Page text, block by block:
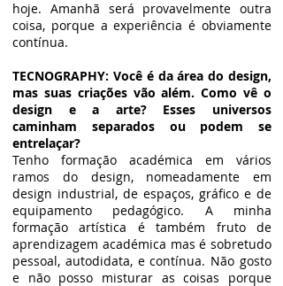
hoje. Amanhã será provavelmente outra
coisa, porque a experiência é obviamente
contínua.
TECNOGRAPHY: Você é da área do design,
mas suas criações vão além. Como vê o
design e a arte? Esses universos
caminham separados ou podem se
entrelaçar?
Tenho formação académica em vários
ramos do design, nomeadamente em
design industrial, de espaços, gráfico e de
equipamento pedagógico. A minha
formação artística é também fruto de
aprendizagem académica mas é sobretudo
pessoal, autodidata, e contínua. Não gosto
e não posso misturar as coisas porque